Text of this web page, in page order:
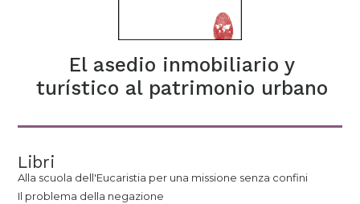
El asedio inmobiliario y
turístico al patrimonio urbano
Libri
Alla scuola dell'Eucaristia per una missione senza confini
Il problema della negazione